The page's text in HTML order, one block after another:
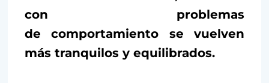
con problemas
de comportamiento se vuelven
más tranquilos y equilibrados.